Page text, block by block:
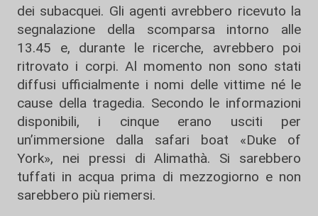
dei subacquei. Gli agenti avrebbero ricevuto la
segnalazione della scomparsa intorno alle
13.45 e, durante le ricerche, avrebbero poi
ritrovato i corpi. Al momento non sono stati
diffusi ufficialmente i nomi delle vittime né le
cause della tragedia. Secondo le informazioni
disponibili, i cinque erano usciti per
un’immersione dalla safari boat «Duke of
York», nei pressi di Alimathà. Si sarebbero
tuffati in acqua prima di mezzogiorno e non
sarebbero più riemersi.